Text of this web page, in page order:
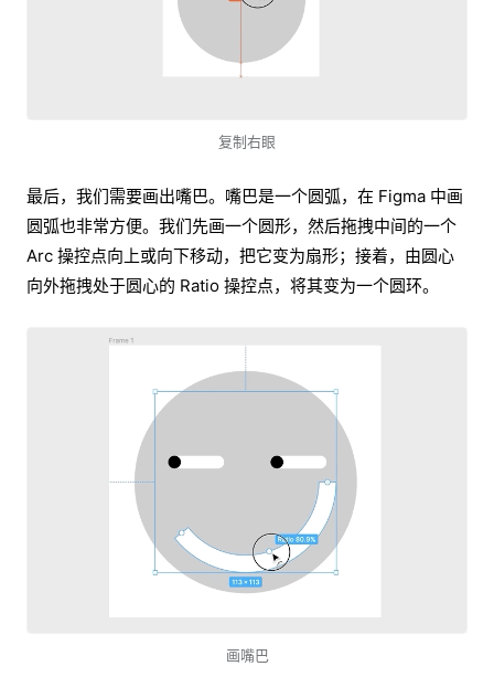
复制右眼
最后，我们需要画出嘴巴。嘴巴是一个圆弧，在 Figma 中画
圆弧也非常方便。我们先画一个圆形，然后拖拽中间的一个
Arc 操控点向上或向下移动，把它变为扇形；接着，由圆心
向外拖拽处于圆心的 Ratio 操控点，将其变为一个圆环。
画嘴巴